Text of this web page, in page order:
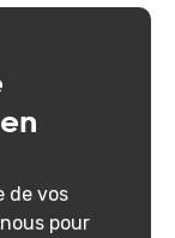
de vos
pour